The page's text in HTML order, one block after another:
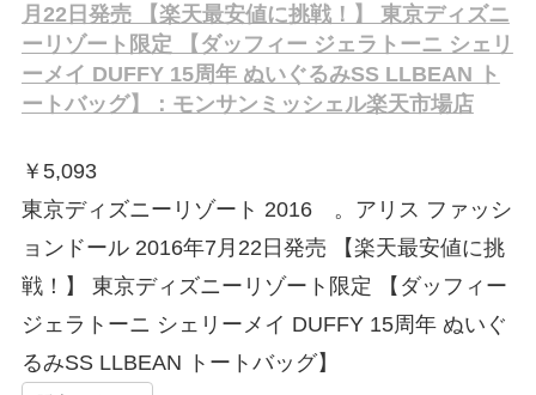
月22日発売 【楽天最安値に挑戦！】 東京ディズニ
ーリゾート限定 【ダッフィー ジェラトーニ シェリ
ーメイ DUFFY 15周年 ぬいぐるみSS LLBEAN ト
ートバッグ】：モンサンミッシェル楽天市場店
￥ 5,093
東京ディズニーリゾート 2016 。アリス ファッシ
ョンドール 2016年7月22日発売 【楽天最安値に挑
戦！】 東京ディズニーリゾート限定 【ダッフィー
ジェラトーニ シェリーメイ DUFFY 15周年 ぬいぐ
るみSS LLBEAN トートバッグ】